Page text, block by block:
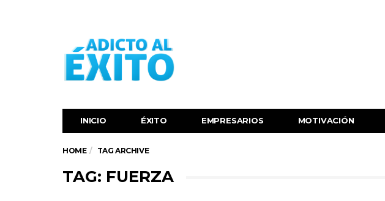
INICIO ÉXITO‬ EMPRESARIOS MOTIVACIÓN
HOME TAG ARCHIVE
TAG: FUERZA